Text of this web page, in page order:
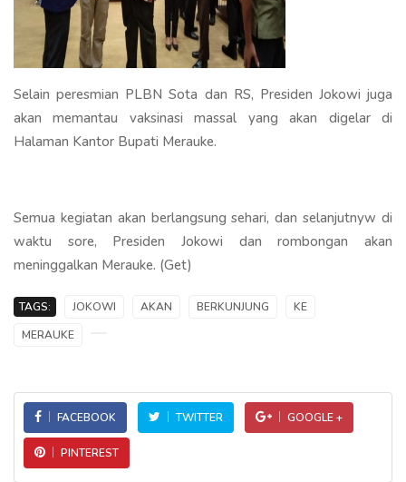
Selain peresmian PLBN Sota dan RS, Presiden Jokowi juga
akan memantau vaksinasi massal yang akan digelar di
Halaman Kantor Bupati Merauke.
Semua kegiatan akan berlangsung sehari, dan selanjutnyw di
waktu sore, Presiden Jokowi dan rombongan akan
meninggalkan Merauke. (Get)
TAGS: JOKOWI AKAN BERKUNJUNG
KE
MERAUKE
FACEBOOK TWITTER GOOGLE +
PINTEREST